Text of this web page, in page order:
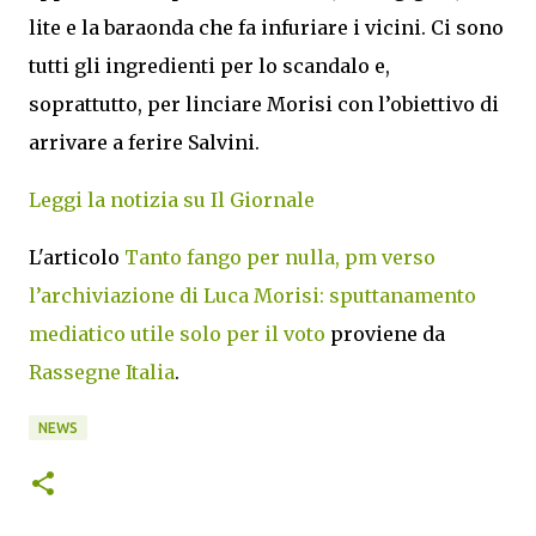
lite e la baraonda che fa infuriare i vicini. Ci sono
tutti gli ingredienti per lo scandalo e,
soprattutto, per linciare Morisi con l’obiettivo di
arrivare a ferire Salvini.
Leggi la notizia su Il Giornale
L'articolo Tanto fango per nulla, pm verso
l’archiviazione di Luca Morisi: sputtanamento
mediatico utile solo per il voto proviene da
Rassegne Italia.
NEWS